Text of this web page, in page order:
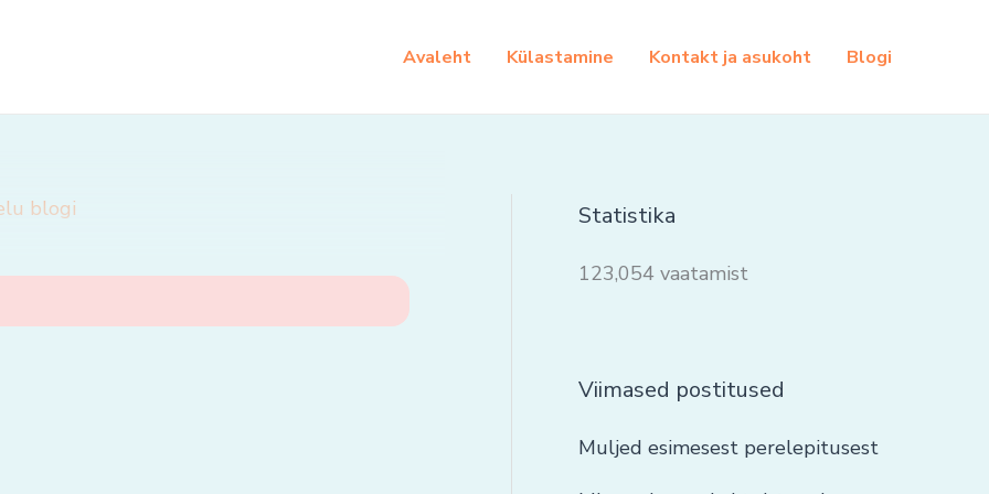
Avaleht Külastamine Kontakt ja asukoht Blogi
blogi Statistika
123,054 vaatamist
Viimased postitused
Muljed esimesest perelepitusest